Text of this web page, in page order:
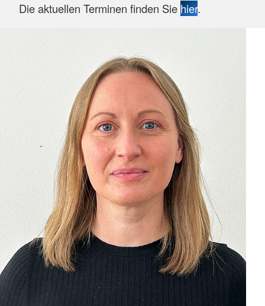
Die aktuellen Terminen finden Siehier.